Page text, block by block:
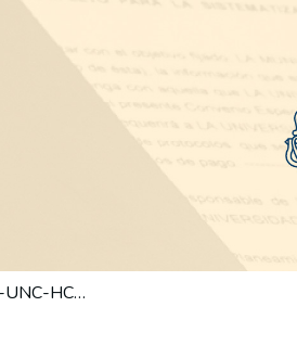
ACFCE-2025-3-UNC-HCD#FA